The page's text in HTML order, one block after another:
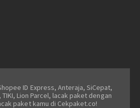
ID Express, Anteraja, SiCepat,
TIKI, Lion Parcel, lacak paket dengan
paket kamu di Cekpaket.co!